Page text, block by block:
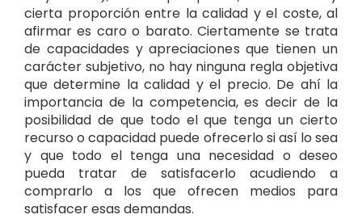
cierta proporción entre la calidad y el coste, al
afirmar es caro o barato. Ciertamente se trata
de capacidades y apreciaciones que tienen un
carácter subjetivo, no hay ninguna regla objetiva
que determine la calidad y el precio. De ahí la
importancia de la competencia, es decir de la
posibilidad de que todo el que tenga un cierto
recurso o capacidad puede ofrecerlo si así lo sea
y que todo el tenga una necesidad o deseo
pueda tratar de satisfacerlo acudiendo a
comprarlo a los que ofrecen medios para
satisfacer esas demandas.